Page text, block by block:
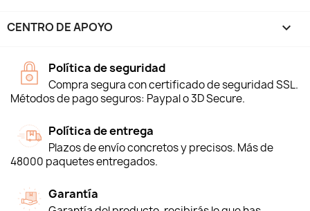
CENTRO DE APOYO 
Política de seguridad
Compra segura con certificado de seguridad SSL.
Métodos de pago seguros: Paypal o 3D Secure.
Política de entrega
Plazos de envío concretos y precisos. Más de
48000 paquetes entregados.
Garantía